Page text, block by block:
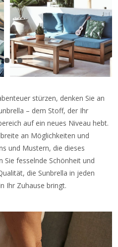
stürzen, denken Sie an
– dem Stoff, der Ihr
auf ein neues Niveau hebt.
an Möglichkeiten und
und Mustern, die dieses
Sie fesselnde Schönheit und
die Sunbrella in jeden
Ihr Zuhause bringt.